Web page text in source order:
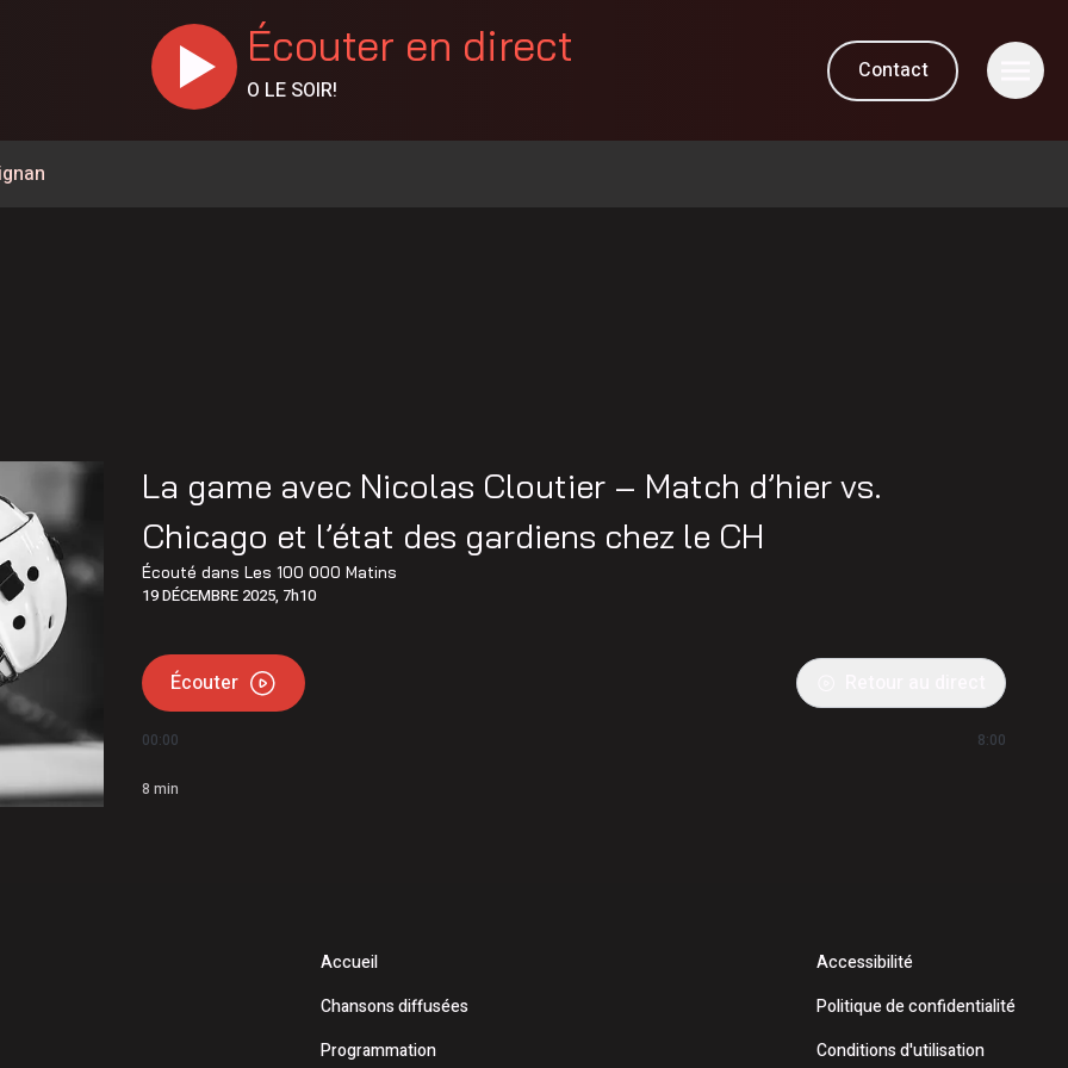
Écouter en direct
O LE SOIR!
Contact
15 250$ à 12 Latuquois
Petiquay ont déposé leur candidature pour le poste de
de feux de forêt en juillet au Québec
de la 155
conserve son avance dans les intentions de vote
jusqu’au km 106
La game avec Nicolas Cloutier – Match d’hier vs.
Chicago et l’état des gardiens chez le CH
Écouté dansLes 100 000 Matins
19 DÉCEMBRE 2025, 7h10
Écouter
00:00 8:00
8 min
Accueil
Chansons diffusées
Programmation
Accessibilité
Politique de confidentialité
Conditions d'utilisation